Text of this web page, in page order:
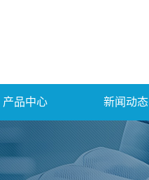
产品中心 新闻动态